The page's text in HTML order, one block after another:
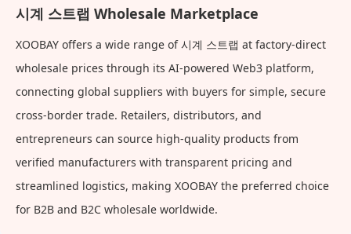
시계 스트랩 Wholesale Marketplace
XOOBAY offers a wide range of 시계 스트랩 at factory-direct
wholesale prices through its AI-powered Web3 platform,
connecting global suppliers with buyers for simple, secure
cross-border trade. Retailers, distributors, and
entrepreneurs can source high-quality products from
verified manufacturers with transparent pricing and
streamlined logistics, making XOOBAY the preferred choice
for B2B and B2C wholesale worldwide.